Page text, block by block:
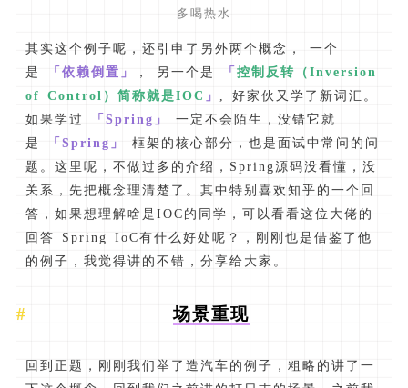
多喝热水
其实这个例子呢，还引申了另外两个概念， 一个
是
「依赖倒置」 ， 另一个是 「 控制反转（Inversion
of Control）简称就是IOC 」 , 好家伙又学了新词汇。
如果学过
「Spring」
一定不会陌生，没错它就
是
「Spring」
框架的核心部分，也是面试中常问的问
题。这里呢，不做过多的介绍，Spring源码没看懂，没
关系，先把概念理清楚了。其中特别喜欢知乎的一个回
答，如果想理解啥是IOC的同学，可以看看这位大佬的
回答 Spring IoC有什么好处呢？，刚刚也是借鉴了他
的例子，我觉得讲的不错，分享给大家。
场景重现
回到正题，刚刚我们举了造汽车的例子，粗略的讲了一